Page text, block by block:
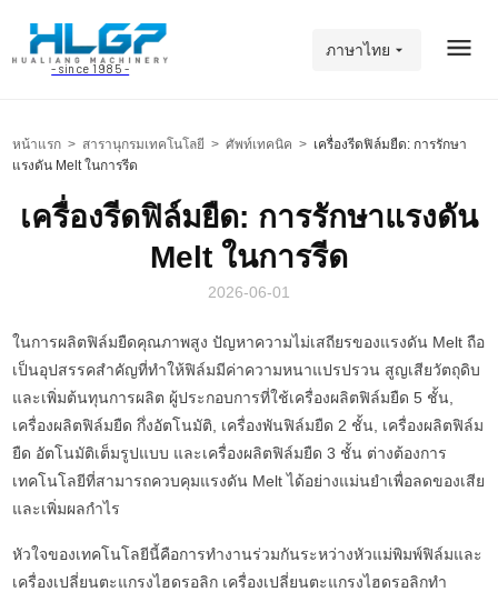
- since 1985 -
ภาษาไทย
หน้าแรก > สารานุกรมเทคโนโลยี > ศัพท์เทคนิค > เครื่องรีดฟิล์มยืด: การรักษา
แรงดัน Melt ในการรีด
เครื่องรีดฟิล์มยืด: การรักษาแรงดัน
Melt ในการรีด
2026-06-01
ในการผลิตฟิล์มยืดคุณภาพสูง ปัญหาความไม่เสถียรของแรงดัน Melt ถือ
เป็นอุปสรรคสำคัญที่ทำให้ฟิล์มมีค่าความหนาแปรปรวน สูญเสียวัตถุดิบ
และเพิ่มต้นทุนการผลิต ผู้ประกอบการที่ใช้เครื่องผลิตฟิล์มยืด 5 ชั้น,
เครื่องผลิตฟิล์มยืด กึ่งอัตโนมัติ, เครื่องพันฟิล์มยืด 2 ชั้น, เครื่องผลิตฟิล์ม
ยืด อัตโนมัติเต็มรูปแบบ และเครื่องผลิตฟิล์มยืด 3 ชั้น ต่างต้องการ
เทคโนโลยีที่สามารถควบคุมแรงดัน Melt ได้อย่างแม่นยำเพื่อลดของเสีย
และเพิ่มผลกำไร
หัวใจของเทคโนโลยีนี้คือการทำงานร่วมกันระหว่างหัวแม่พิมพ์ฟิล์มและ
เครื่องเปลี่ยนตะแกรงไฮดรอลิก เครื่องเปลี่ยนตะแกรงไฮดรอลิกทำ